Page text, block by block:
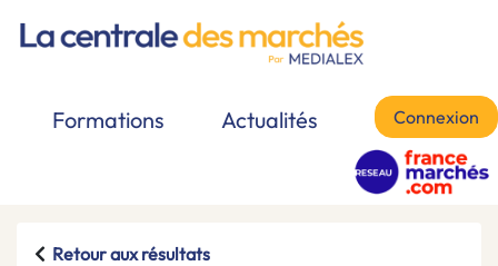
Formations Actualités Connexion
Retour aux résultats